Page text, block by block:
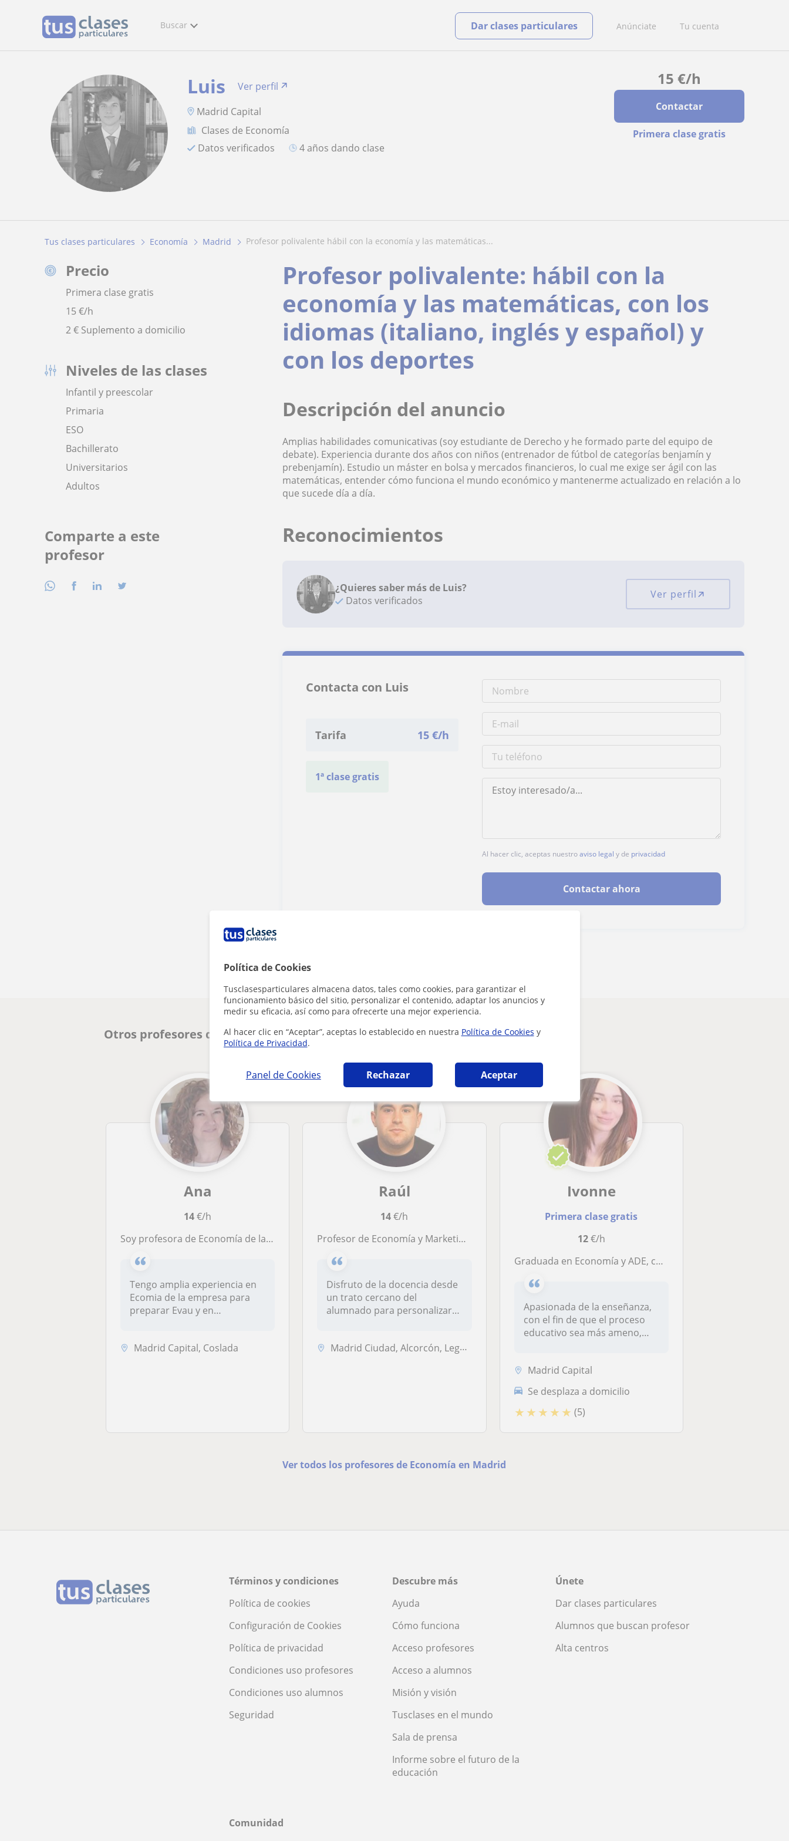
Política de Cookies
Tusclasesparticulares almacena datos, tales como cookies, para garantizar el
funcionamiento básico del sitio, personalizar el contenido, adaptar los anuncios y
medir su eficacia, así como para ofrecerte una mejor experiencia.
Al hacer clic en “Aceptar”, aceptas lo establecido en nuestra Política de Cookies y
Política de Privacidad.
Panel de Cookies Rechazar Aceptar
Buscar Anúnciate Tu cuenta
Dar clases particulares
15 €/h
Contactar
Primera clase gratis
Luis
Ver perfil
Madrid Capital
Clases de Economía
Datos verificados
4 años dando clase
Tus clases particulares Economía Madrid profesor polivalente hábil con la economía y las matemáticas...
Precio
Primera clase gratis
15€/h
2 € Suplemento a domicilio
Niveles de las clases
Infantil y preescolar
Primaria
ESO
Bachillerato
Universitarios
Adultos
Comparte a este
profesor
Profesor polivalente: hábil con la
economía y las matemáticas, con los
idiomas (italiano, inglés y español) y
con los deportes
Descripción del anuncio
Amplias habilidades comunicativas (soy estudiante de Derecho y he formado parte del equipo de
debate). Experiencia durante dos años con niños (entrenador de fútbol de categorías benjamín y
prebenjamín). Estudio un máster en bolsa y mercados financieros, lo cual me exige ser ágil con las
matemáticas, entender cómo funciona el mundo económico y mantenerme actualizado en relación a lo
que sucede día a día.
Reconocimientos
¿Quieres saber más de Luis?
Datos verificados
Ver perfil
Contacta con Luis
Tarifa 15 €/h
1ª clase gratis
Al hacer clic, aceptas nuestroaviso legal y de privacidad
Contactar ahora
Otros profesores de Economía en Madrid que pueden interesarte
Ana
14€/h
Soy profesora de Economía de la empresa para ESO y Bachillerato. También clases de contabilidad
Tengo amplia experiencia en
Ecomia de la empresa para
preparar Evau y en
Madrid Capital, Coslada
Raúl
14€/h
Profesor de Economía y Marketing para alumnos tanto de la ESO como de FP.
Disfruto de la docencia desde
un trato cercano del
alumnado para personalizar
Madrid Ciudad, Alcorcón, Leganés, Madrid (Ciudad), Pozuelo de Alarcón,...
Ivonne
Primera clase gratis
12€/h
Graduada en Economía y ADE, con Máster en Bolsa y Gestión de Carteras y Máster en Auditoría y Riesgos Financieros. Llevo impartiendo clases particulares de diferentes materias desde hace 13 años, especialmente relacionadas con matemátic
Apasionada de la enseñanza,
con el fin de que el proceso
educativo sea más ameno,
Madrid Capital
Se desplaza a domicilio
★ ★ ★ ★ ★ (5)
Ver todos los profesores de Economía en Madrid
Términos y condiciones
Política de cookies
Configuración de Cookies
Política de privacidad
Condiciones uso profesores
Condiciones uso alumnos
Seguridad
Descubre más
Ayuda
Cómo funciona
Acceso profesores
Acceso a alumnos
Misión y visión
Tusclases en el mundo
Sala de prensa
Informe sobre el futuro de la
educación
Únete
Dar clases particulares
Alumnos que buscan profesor
Alta centros
Comunidad